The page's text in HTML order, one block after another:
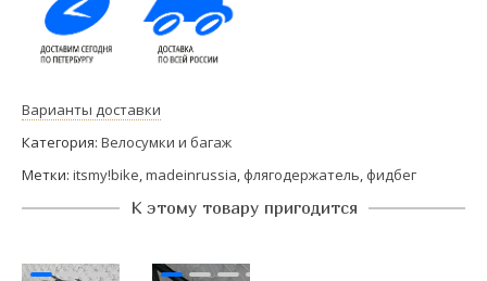
Варианты доставки
Категория: Велосумки и багаж
Метки: itsmy!bike,madeinrussia, флягодержатель, фидбег
К этому товару пригодится